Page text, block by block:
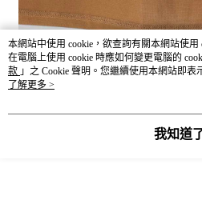
本網站中使用 cookie，欲查詢有關本網站使
在電腦上使用 cookie 時應如何變更電腦的
款 」之 Cookie 聲明。您繼續使用本網站即
之 Cookie 聲明使用 cookie。
了解更多 >
我知道